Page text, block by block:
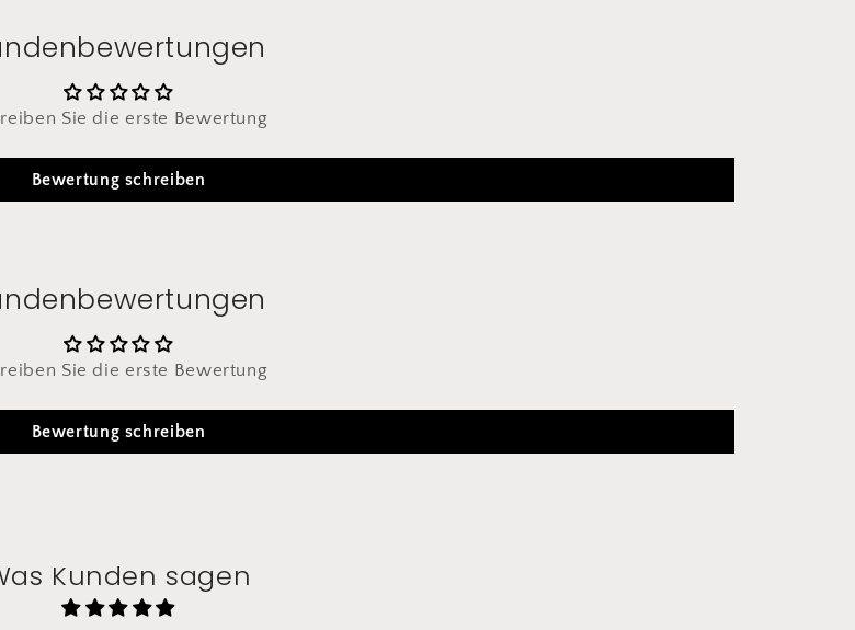
Sie die erste Bewertung
Bewertung schreiben
Sie die erste Bewertung
Bewertung schreiben
Kunden sagen